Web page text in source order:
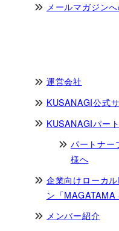
メールマガジン
運営会社
KUSANAGI公式
KUSANAGIパー
パートナー
様へ
企業向けローカ
ン「MAGATAMA
メンバー紹介